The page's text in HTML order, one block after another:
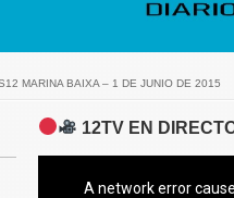
MARINA BAIXA – 1 DE JUNIO DE 2015
12TV EN
A network error